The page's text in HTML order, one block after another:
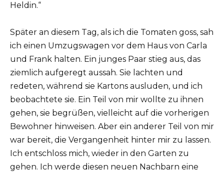
Heldin.“
Später an diesem Tag, als ich die Tomaten goss, sah
ich einen Umzugswagen vor dem Haus von Carla
und Frank halten. Ein junges Paar stieg aus, das
ziemlich aufgeregt aussah. Sie lachten und
redeten, während sie Kartons ausluden, und ich
beobachtete sie. Ein Teil von mir wollte zu ihnen
gehen, sie begrüßen, vielleicht auf die vorherigen
Bewohner hinweisen. Aber ein anderer Teil von mir
war bereit, die Vergangenheit hinter mir zu lassen.
Ich entschloss mich, wieder in den Garten zu
gehen. Ich werde diesen neuen Nachbarn eine